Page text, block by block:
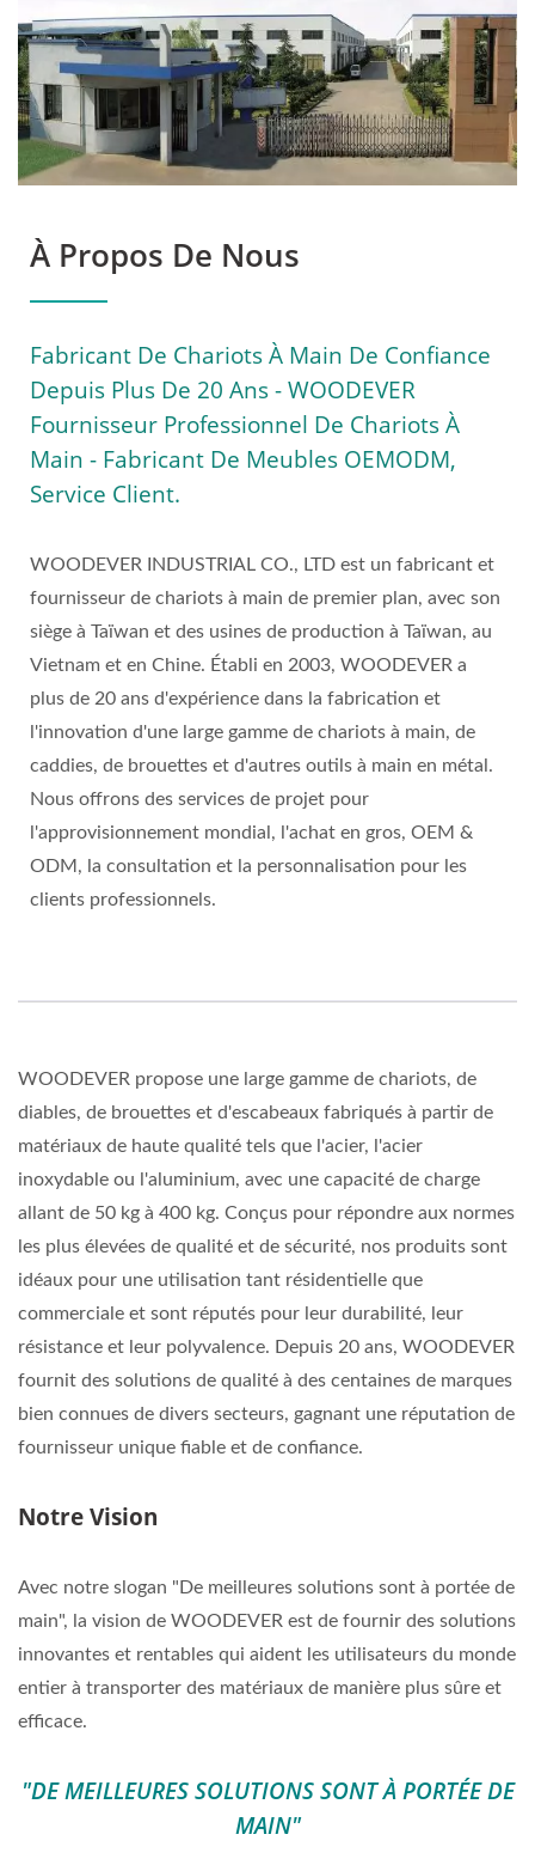
Client. | Améliorez Vos
Opérations Avec Les
Chariots À Main Et Les
Chariots De Plateforme
WOODEVER
À Propos De Nous
Fabricant De Chariots À Main De Confiance
Depuis Plus De 20 Ans - WOODEVER
Fournisseur Professionnel De Chariots À
Main - Fabricant De Meubles OEMODM,
Service Client.
WOODEVER INDUSTRIAL CO., LTD est un fabricant et
fournisseur de chariots à main de premier plan, avec son
siège à Taïwan et des usines de production à Taïwan, au
Vietnam et en Chine. Établi en 2003, WOODEVER a
plus de 20 ans d'expérience dans la fabrication et
l'innovation d'une large gamme de chariots à main, de
caddies, de brouettes et d'autres outils à main en métal.
Nous offrons des services de projet pour
l'approvisionnement mondial, l'achat en gros, OEM &
ODM, la consultation et la personnalisation pour les
clients professionnels.
WOODEVER propose une large gamme de chariots, de
diables, de brouettes et d'escabeaux fabriqués à partir de
matériaux de haute qualité tels que l'acier, l'acier
inoxydable ou l'aluminium, avec une capacité de charge
allant de 50 kg à 400 kg. Conçus pour répondre aux normes
les plus élevées de qualité et de sécurité, nos produits sont
idéaux pour une utilisation tant résidentielle que
commerciale et sont réputés pour leur durabilité, leur
résistance et leur polyvalence. Depuis 20 ans, WOODEVER
fournit des solutions de qualité à des centaines de marques
bien connues de divers secteurs, gagnant une réputation de
fournisseur unique fiable et de confiance.
Notre Vision
Avec notre slogan "De meilleures solutions sont à portée de
main", la vision de WOODEVER est de fournir des solutions
innovantes et rentables qui aident les utilisateurs du monde
entier à transporter des matériaux de manière plus sûre et
efficace.
"DE MEILLEURES SOLUTIONS SONT À PORTÉE DE
MAIN"